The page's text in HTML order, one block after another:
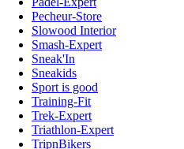
Pecheur-Store
Slowood Interior
Smash-Expert
Sneak'In
Sneakids
Sport is good
Training-Fit
Trek-Expert
Triathlon-Expert
TripnBikers